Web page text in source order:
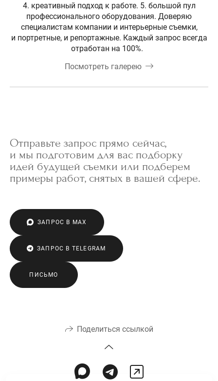
4. креативный подход к работе. 5. большой пул
профессионального оборудования. Доверяю
специалистам компании и интерьерные съемки,
и портретные, и репортажные. Каждый запрос всегда
отработан на 100%.
Посмотреть галерею
Отправьте запрос прямо сейчас,
и мы подготовим для вас подборку
идей будущей съемки или подберем
примеры работ, снятых в вашей сфере.
ЗАПРОС В MAX
ЗАПРОС В TELEGRAM
ПИСЬМО
Поделиться ссылкой